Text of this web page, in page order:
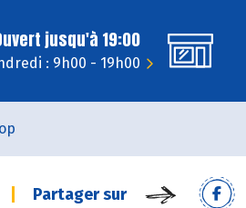
jusqu'à 19:00
: 9h00 - 19h00
Partager sur